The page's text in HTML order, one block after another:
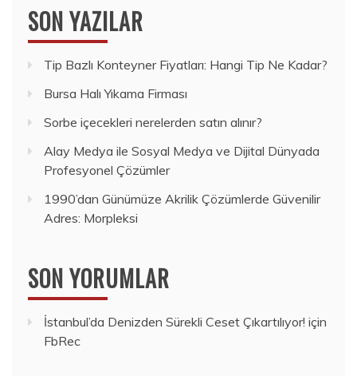
SON YAZILAR
Tip Bazlı Konteyner Fiyatları: Hangi Tip Ne Kadar?
Bursa Halı Yıkama Firması
Sorbe içecekleri nerelerden satın alınır?
Alay Medya ile Sosyal Medya ve Dijital Dünyada
Profesyonel Çözümler
1990’dan Günümüze Akrilik Çözümlerde Güvenilir
Adres: Morpleksi
SON YORUMLAR
İstanbul’da Denizden Sürekli Ceset Çıkartılıyor! için
FbRec